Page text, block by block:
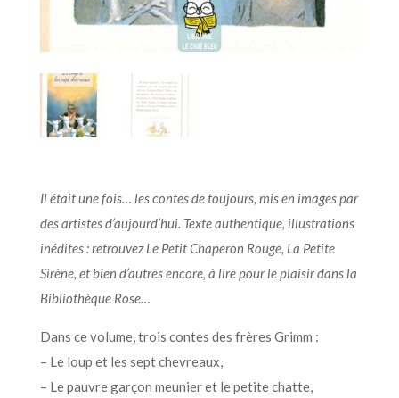
Il était une fois… les contes de toujours, mis en images par
des artistes d’aujourd’hui. Texte authentique, illustrations
inédites : retrouvez Le Petit Chaperon Rouge, La Petite
Sirène, et bien d’autres encore, à lire pour le plaisir dans la
Bibliothèque Rose…
Dans ce volume, trois contes des frères Grimm :
– Le loup et les sept chevreaux,
– Le pauvre garçon meunier et le petite chatte,